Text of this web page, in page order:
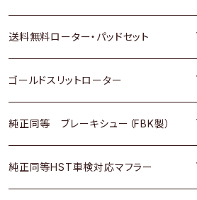
日野
三菱ふそう
ＢＭＷ
日野
三菱ふそう
三菱ふそう
その他
三菱
スバル
ダイハツ
マツダ
三菱
スバル
マツダ
三菱
日産
ダイハツ
マツダ
三菱
スズキ
日産
いすゞ
ダイハツ
ホンダ
スズキ
日産
ダイハツ
トヨタ
ホンダ
日産
いすゞ
送料無料ローター・パッドセット
トヨタ
ホンダ
スズキ
ゴールドスリットローター
トヨタ
ホンダ
純正同等 ブレーキシュー（FBK製）
ホンダ
純正同等HST車検対応マフラー